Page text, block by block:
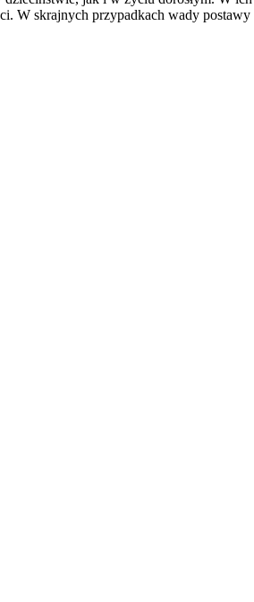
skrajnych przypadkach wady postawy
kardiologia, dermatologia,